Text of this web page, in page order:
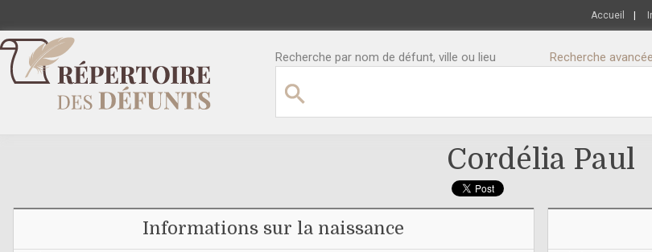
Accueil
Recherche par nom de défunt, ville ou lieu Recherche avancée
Cordélia Paul
Informations sur la naissance